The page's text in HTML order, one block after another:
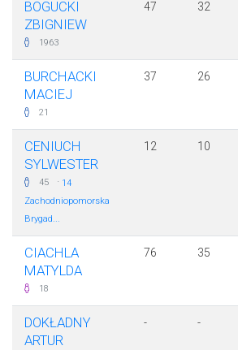
BOGUCKI
ZBIGNIEW
1963
47 32
BURCHACKI
MACIEJ
21
37 26
CENIUCH
SYLWESTER
45 · 14
Zachodniopomorska
Brygad...
12 10
CIACHLA
MATYLDA
18
76 35
DOKŁADNY
ARTUR
- -